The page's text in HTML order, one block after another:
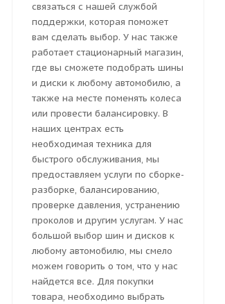
Автошина Mazzini
VARENNA S01 245/45R19
Автошина
EcoSport
102Y
связаться с нашей службой
поддержки, которая поможет
вам сделать выбор. У нас также
работает стационарный магазин,
где вы сможете подобрать шины
и диски к любому автомобилю, а
также на месте поменять колеса
или провести балансировку. В
наших центрах есть
необходимая техника для
быстрого обслуживания, мы
предоставляем услуги по сборке-
разборке, балансированию,
проверке давления, устранению
проколов и другим услугам. У нас
большой выбор шин и дисков к
любому автомобилю, мы смело
можем говорить о том, что у нас
найдется все. Для покупки
товара, необходимо выбрать